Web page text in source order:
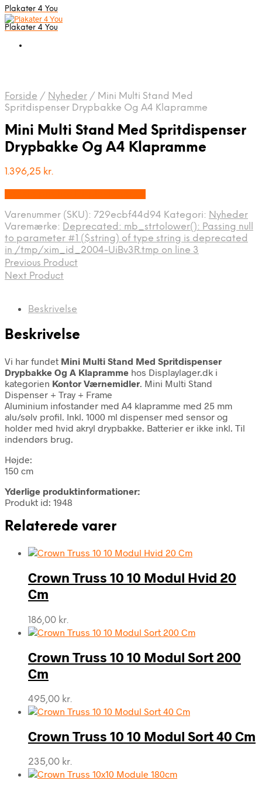
Plakater 4 You
Plakater 4 You
Forside / Nyheder / Mini Multi Stand Med
Spritdispenser Drypbakke Og A4 Klapramme
Mini Multi Stand Med Spritdispenser
Drypbakke Og A4 Klapramme
1.396,25 kr.
Varenummer (SKU): 729ecbf44d94 Kategori: Nyheder
Varemærke: Deprecated: mb_strtolower(): Passing null
to parameter #1 ($string) of type string is deprecated
in /tmp/xim_id_2004-UiBv3R.tmp on line 3
Previous Product
Next Product
Beskrivelse
Beskrivelse
Vi har fundet Mini Multi Stand Med Spritdispenser
Drypbakke Og A Klapramme hos Displaylager.dk i
kategorien Kontor Værnemidler. Mini Multi Stand
Dispenser + Tray + Frame
Aluminium infostander med A4 klapramme med 25 mm
alu/sølv profil. Inkl. 1000 ml dispenser med sensor og
holder med hvid akryl drypbakke. Batterier er ikke inkl. Til
indendørs brug.
Højde:
150 cm
Yderlige produktinformationer:
Produkt id: 1948
Relaterede varer
Crown Truss 10 10 Modul Hvid 20
Cm
186,00 kr.
Crown Truss 10 10 Modul Sort 200
Cm
495,00 kr.
Crown Truss 10 10 Modul Sort 40 Cm
235,00 kr.